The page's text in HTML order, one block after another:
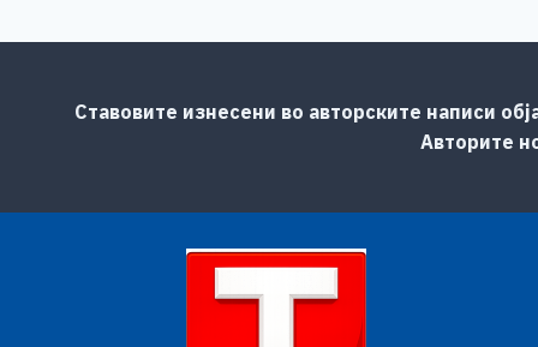
Ставовите изнесени во авторските написи
Авторите